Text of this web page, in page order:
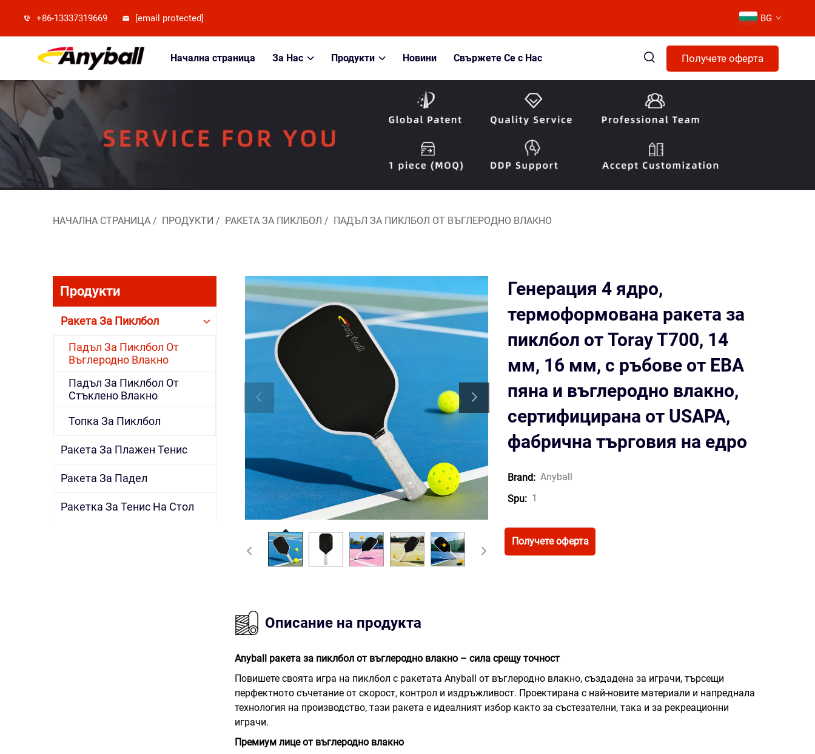
+86-13337319669 [email protected] BG
Начална страница За Нас Продукти Новини Свържете Се с Нас Получете оферта
НАЧАЛНА СТРАНИЦА / ПРОДУКТИ / РАКЕТА ЗА ПИКЛБОЛ / ПАДЪЛ ЗА ПИКЛБОЛ ОТ ВЪГЛЕРОДНО ВЛАКНО
Продукти
Ракета За Пиклбол
Падъл За Пиклбол От
Въглеродно Влакно
Падъл За Пиклбол От
Стъклено Влакно
Топка За Пиклбол
Ракета За Плажен Тенис
Ракета За Падел
Ракетка За Тенис На Стол
Генерация 4 ядро,
термоформована ракета за
пиклбол от Toray T700, 14
мм, 16 мм, с ръбове от ЕВА
пяна и въглеродно влакно,
сертифицирана от USAPA,
фабрична търговия на едро
Brand: Anyball
Spu: 1
Получете оферта
Описание на продукта
Anyball ракета за пиклбол от въглеродно влакно – сила срещу точност
Повишете своята игра на пиклбол с ракетата Anyball от въглеродно влакно, създадена за играчи, търсещи
перфектното съчетание от скорост, контрол и издръжливост. Проектирана с най-новите материали и напреднала
технология на производство, тази ракета е идеалният избор както за състезателни, така и за рекреационни
играчи.
Премиум лице от въглеродно влакно